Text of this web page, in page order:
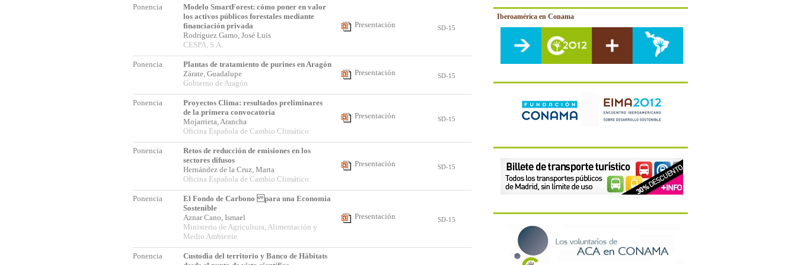
Iberoamérica en Conama
Ponencia
Modelo SmartForest: cómo poner en valor
los activos públicos forestales mediante
financiación privada
Rodríguez Gamo, José Luis
CESPA, S.A.
Presentación SD-15
Ponencia
Plantas de tratamiento de purines en Aragón
Zárate, Guadalupe
Gobierno de Aragón
Presentación SD-15
Ponencia
Proyectos Clima: resultados preliminares
de la primera convocatoria
Mojarrieta, Arancha
Oficina Española de Cambio Climático
Presentación SD-15
Ponencia
Retos de reducción de emisiones en los
sectores difusos
Hernández de la Cruz, Marta
Oficina Española de Cambio Climático
Presentación SD-15
Ponencia
El Fondo de Carbono para una Economía
Sostenible
Aznar Cano, Ismael
Ministerio de Agricultura, Alimentación y
Medio Ambiente
Presentación SD-15
Ponencia
Custodia del territorio y Banco de Hábitats